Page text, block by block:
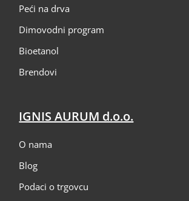
Peći na drva
Dimovodni program
Bioetanol
Brendovi
IGNIS AURUM d.o.o.
O nama
Blog
Podaci o trgovcu